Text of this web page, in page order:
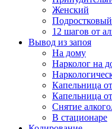
Женский
Подростковый
12 шагов от
Вывод из запоя
На дому
Нарколог на
Капельница
Капельница
Снятие
В стационаре